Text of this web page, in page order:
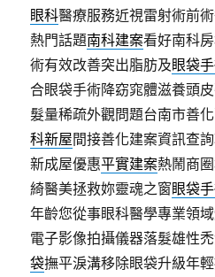
眼科醫療服務近視雷射術前
熱門話題南科建案看好南科
術有效改善突出脂肪及眼袋
合眼袋手術降窈窕體滋養頭
髮量稀疏外觀問題台南市善
科新屋間接善化建案資訊查
新成屋優惠平實建案熱鬧商
綺醫美拯救妳靈魂之窗眼袋
年齡您從事眼科醫學專業領
電子影像拍攝儀器落髮雄性
袋撫平淚溝移除眼袋升級年